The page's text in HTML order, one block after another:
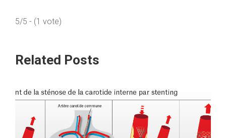
5/5 - (1 vote)
Related Posts